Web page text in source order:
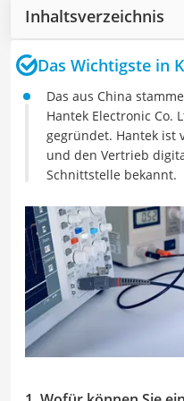
Inhaltsverzeichnis
Das Wichtigste in
Das aus China
Hantek Electronic Co.
gegründet. Hantek ist
und den Vertrieb
Schnittstelle bekannt.